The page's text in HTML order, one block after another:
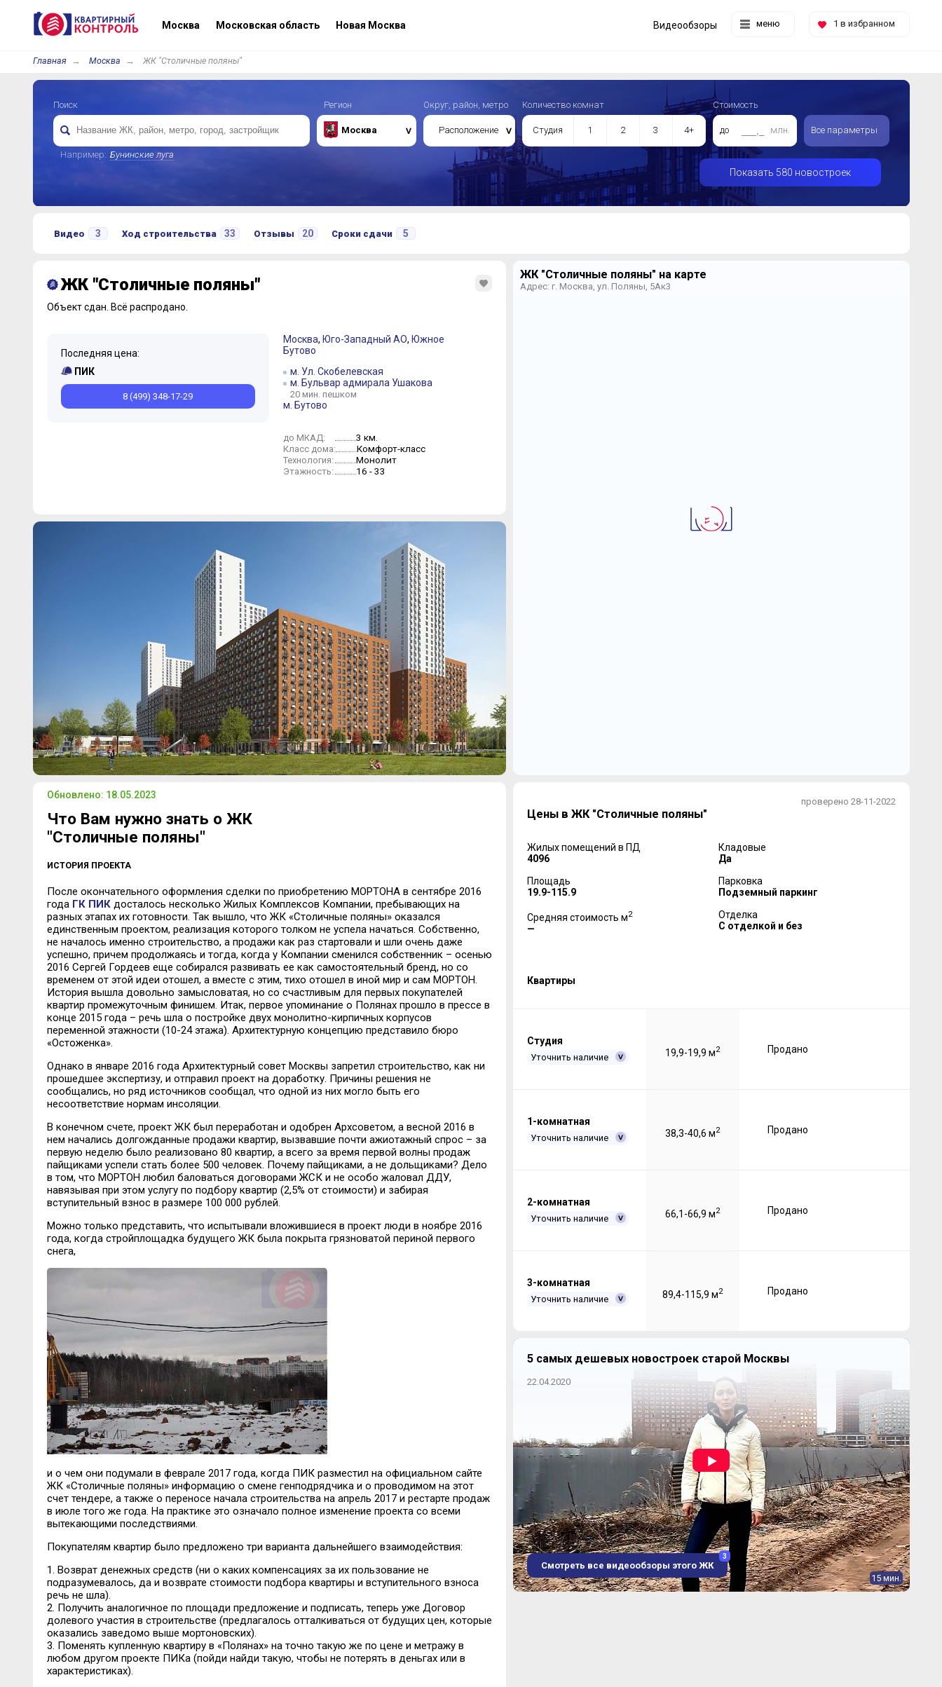
Москва Московская область Новая Москва меню 1 в избранном
Видеообзоры
Главная Москва ЖК "Столичные поляны"
Поиск
Например: Бунинские луга
Регион
Москва
Округ, район, метро
Расположение
Количество комнат
Студия 1 2 3 4+
Стоимость
до млн. Все параметры
Показать 580 новостроек
Видео 3 Ход строительства 33 Отзывы 20 Сроки сдачи 5
ЖК "Столичные поляны"
Объект сдан. Всё распродано.
Последняя цена:
ПИК
8 (499) 348-17-29
Москва, Юго-Западный АО, Южное
Бутово
м. Ул. Скобелевская
м. Бульвар адмирала Ушакова
20 мин. пешком
м. Бутово
до МКАД: 3 км.
Класс дома: Комфорт-класс
Технология: Монолит
Этажность: 16 - 33
Обновлено: 18.05.2023
Что Вам нужно знать о ЖК
"Столичные поляны"
ИСТОРИЯ ПРОЕКТА
После окончательного оформления сделки по приобретению МОРТОНА в сентябре 2016
года ГК ПИКдосталось несколько Жилых Комплексов Компании, пребывающих на
разных этапах их готовности. Так вышло, что ЖК «Столичные поляны» оказался
единственным проектом, реализация которого толком не успела начаться. Собственно,
не началось именно строительство, а продажи как раз стартовали и шли очень даже
успешно, причем продолжаясь и тогда, когда у Компании сменился собственник – осенью
2016 Сергей Гордеев еще собирался развивать ее как самостоятельный бренд, но со
временем от этой идеи отошел, а вместе с этим, тихо отошел в иной мир и сам МОРТОН.
История вышла довольно замысловатая, но со счастливым для первых покупателей
квартир промежуточным финишем. Итак, первое упоминание о Полянах прошло в прессе в
конце 2015 года – речь шла о постройке двух монолитно-кирпичных корпусов
переменной этажности (10-24 этажа). Архитектурную концепцию представило бюро
«Остоженка».
Однако в январе 2016 года Архитектурный совет Москвы запретил строительство, как ни
прошедшее экспертизу, и отправил проект на доработку. Причины решения не
сообщались, но ряд источников сообщал, что одной из них могло быть его
несоответствие нормам инсоляции.
В конечном счете, проект ЖК был переработан и одобрен Архсоветом, а весной 2016 в
нем начались долгожданные продажи квартир, вызвавшие почти ажиотажный спрос – за
первую неделю было реализовано 80 квартир, а всего за время первой волны продаж
пайщиками успели стать более 500 человек. Почему пайщиками, а не дольщиками? Дело
в том, что МОРТОН любил баловаться договорами ЖСК и не особо жаловал ДДУ,
навязывая при этом услугу по подбору квартир (2,5% от стоимости) и забирая
вступительный взнос в размере 100 000 рублей.
Можно только представить, что испытывали вложившиеся в проект люди в ноябре 2016
года, когда стройплощадка будущего ЖК была покрыта грязноватой периной первого
снега,
и о чем они подумали в феврале 2017 года, когда ПИК разместил на официальном сайте
ЖК «Столичные поляны» информацию о смене генподрядчика и о проводимом на этот
счет тендере, а также о переносе начала строительства на апрель 2017 и рестарте продаж
в июле того же года. На практике это означало полное изменение проекта со всеми
вытекающими последствиями.
Покупателям квартир было предложено три варианта дальнейшего взаимодействия:
1. Возврат денежных средств (ни о каких компенсациях за их пользование не
подразумевалось, да и возврате стоимости подбора квартиры и вступительного взноса
речь не шла).
2. Получить аналогичное по площади предложение и подписать, теперь уже Договор
долевого участия в строительстве (предлагалось отталкиваться от будущих цен, которые
оказались заведомо выше мортоновских).
3. Поменять купленную квартиру в «Полянах» на точно такую же по цене и метражу в
любом другом проекте ПИКа (пойди найди такую, чтобы не потерять в деньгах или в
характеристиках).
ЖК "Столичные поляны" на карте
Адрес: г. Москва, ул. Поляны, 5Ак3
проверено 28-11-2022
Цены в ЖК "Столичные поляны"
Жилых помещений в ПД
4096
Площадь
19.9-115.9
Средняя стоимость м2
—
Кладовые
Да
Парковка
Подземный паркинг
Отделка
С отделкой и без
Квартиры
Студия
Уточнить наличие 19,9-19,9 м2 Продано
1-комнатная
Уточнить наличие 38,3-40,6 м2 Продано
2-комнатная
Уточнить наличие 66,1-66,9 м2 Продано
3-комнатная
Уточнить наличие 89,4-115,9 м2 Продано
5 самых дешевых новостроек старой Москвы
22.04.2020
15 мин.
Смотреть все видеообзоры этого ЖК
3